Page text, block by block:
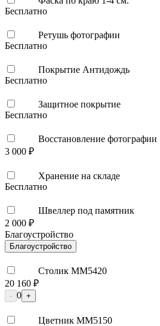
Бесплатно
Ретушь фотографии
Бесплатно
Покрытие Антидождь
Бесплатно
Защитное покрытие
Бесплатно
Восстановление фотографии
3 000 ₽
Хранение на складе
Бесплатно
Швеллер под памятник
2 000 ₽
Благоустройство
Благоустройство
Столик ММ5420
20 160 ₽
- 0 +
Цветник ММ5150